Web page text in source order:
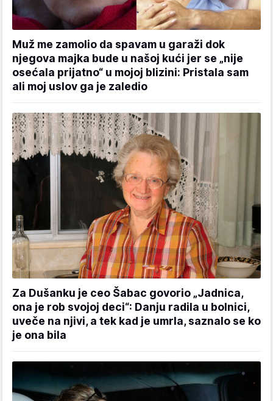
Muž me zamolio da spavam u garaži dok
njegova majka bude u našoj kući jer se „nije
osećala prijatno“ u mojoj blizini: Pristala sam
ali moj uslov ga je zaledio
Za Dušanku je ceo Šabac govorio „Jadnica,
ona je rob svojoj deci“: Danju radila u bolnici,
uveče na njivi, a tek kad je umrla, saznalo se ko
je ona bila